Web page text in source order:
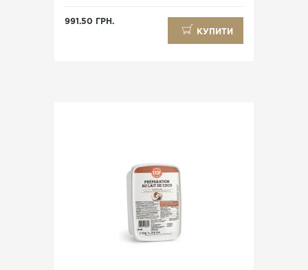
991.50 ГРН.
КУПИТИ